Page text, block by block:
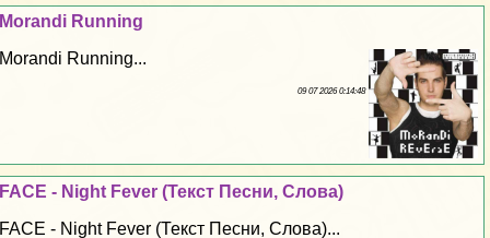
Morandi Running
Morandi Running...
09 07 2026 0:14:48
FACE - Night Fever (Текст Песни, Слова)
FACE - Night Fever (Текст Песни, Слова)...